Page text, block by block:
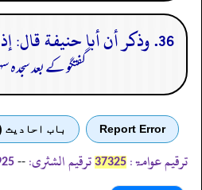
36. وذكر أن أبا حنيفة قال: إذا تكلم فلا يسجدهما
گفتگو کے بعد سجدہ
Report Error باب احادیث
ترقیم عوامۃ: 37325 ترقیم الشثری: --